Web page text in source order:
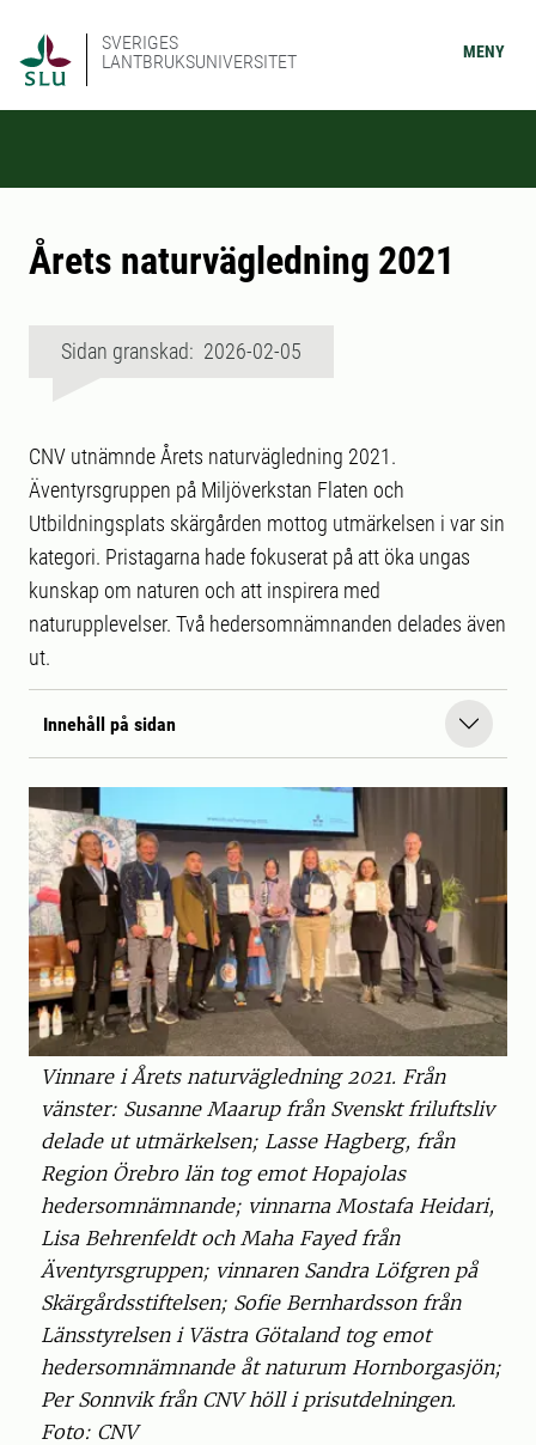
SVERIGES
LANTBRUKSUNIVERSITET
MENY
Årets naturvägledning 2021
Sidan granskad: 2026-02-05
CNV utnämnde Årets naturvägledning 2021.
Äventyrsgruppen på Miljöverkstan Flaten och
Utbildningsplats skärgården mottog utmärkelsen i var sin
kategori. Pristagarna hade fokuserat på att öka ungas
kunskap om naturen och att inspirera med
naturupplevelser. Två hedersomnämnanden delades även
ut.
Innehåll på sidan
Vinnare i Årets naturvägledning 2021. Från
vänster: Susanne Maarup från Svenskt friluftsliv
delade ut utmärkelsen; Lasse Hagberg, från
Region Örebro län tog emot Hopajolas
hedersomnämnande; vinnarna Mostafa Heidari,
Lisa Behrenfeldt och Maha Fayed från
Äventyrsgruppen; vinnaren Sandra Löfgren på
Skärgårdsstiftelsen; Sofie Bernhardsson från
Länsstyrelsen i Västra Götaland tog emot
hedersomnämnande åt naturum Hornborgasjön;
Per Sonnvik från CNV höll i prisutdelningen.
Foto: CNV